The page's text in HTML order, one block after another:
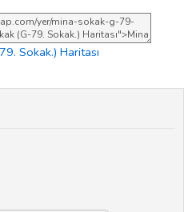
Sokak.) Haritası